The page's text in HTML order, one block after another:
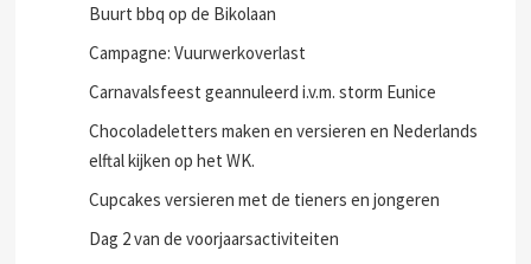
Buurt bbq op de Bikolaan
Campagne: Vuurwerkoverlast
Carnavalsfeest geannuleerd i.v.m. storm Eunice
Chocoladeletters maken en versieren en Nederlands
elftal kijken op het WK.
Cupcakes versieren met de tieners en jongeren
Dag 2 van de voorjaarsactiviteiten